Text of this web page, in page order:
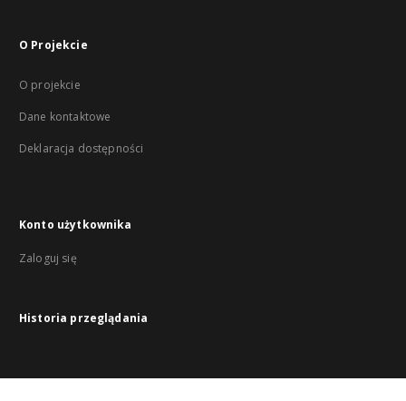
O Projekcie
O projekcie
Dane kontaktowe
Deklaracja dostępności
Konto użytkownika
Zaloguj się
Historia przeglądania